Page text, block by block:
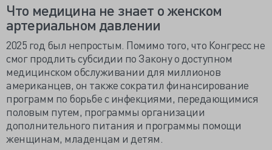
Что медицина не знает о женском
артериальном давлении
2025 год был непростым. Помимо того, что Конгресс не
смог продлить субсидии по Закону о доступном
медицинском обслуживании для миллионов
американцев, он также сократил финансирование
программ по борьбе с инфекциями, передающимися
половым путем, программы организации
дополнительного питания и программы помощи
женщинам, младенцам и детям.